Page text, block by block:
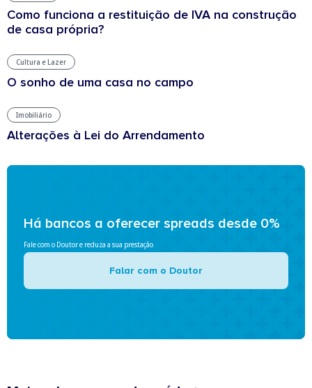
Como funciona a restituição de IVA na construção
de casa própria?
Cultura e Lazer
O sonho de uma casa no campo
Imobiliário
Alterações à Lei do Arrendamento
Há bancos a oferecer spreads desde 0%
Fale com o Doutor e reduza a sua prestação
Falar com o Doutor